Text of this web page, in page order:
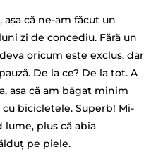
așa că ne-am făcut un
zi de concediu. Fără un
oricum este exclus, dar
De la ce? De la tot. A
așa că am băgat minim
bicicletele. Superb! Mi-
lume, plus că abia
pe piele.